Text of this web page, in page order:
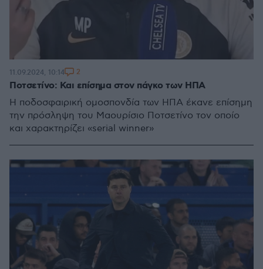
Ποτσετίνο: Και επίσημα στον πάγκο των ΗΠΑ
Η ποδοσφαιρική ομοσπονδία των ΗΠΑ έκανε επίσημη
την πρόσληψη του Μαουρίσιο Ποτσετίνο τον οποίο
και χαρακτηρίζει «serial winner»
11.09.2024, 10:14 2